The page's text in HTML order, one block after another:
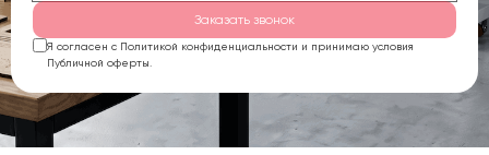
Заказать звонок
Я согласен с Политикой конфиденциальности и принимаю условия
Публичной оферты.